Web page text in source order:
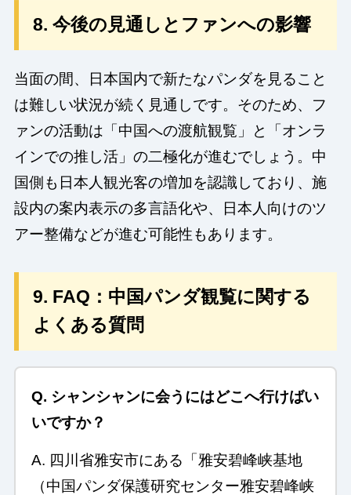
8. 今後の見通しとファンへの影響
当面の間、日本国内で新たなパンダを見ること
は難しい状況が続く見通しです。そのため、フ
ァンの活動は「中国への渡航観覧」と「オンラ
インでの推し活」の二極化が進むでしょう。中
国側も日本人観光客の増加を認識しており、施
設内の案内表示の多言語化や、日本人向けのツ
アー整備などが進む可能性もあります。
9. FAQ：中国パンダ観覧に関する
よくある質問
Q. シャンシャンに会うにはどこへ行けばい
いですか？
A. 四川省雅安市にある「雅安碧峰峡基地
（中国パンダ保護研究センター雅安碧峰峡